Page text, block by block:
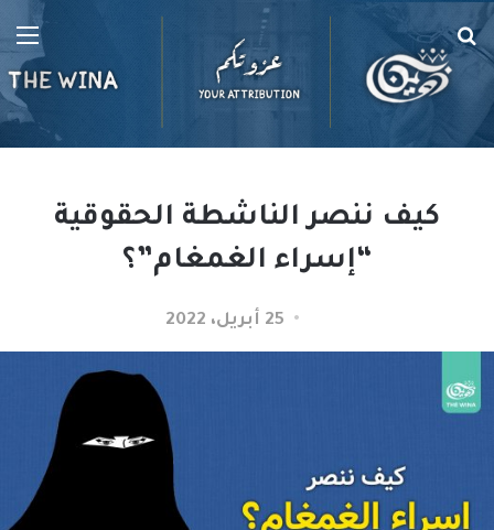
بحث
عن
كيف ننصر الناشطة الحقوقية
“إسراء الغمغام”؟
25 أبريل، 2022